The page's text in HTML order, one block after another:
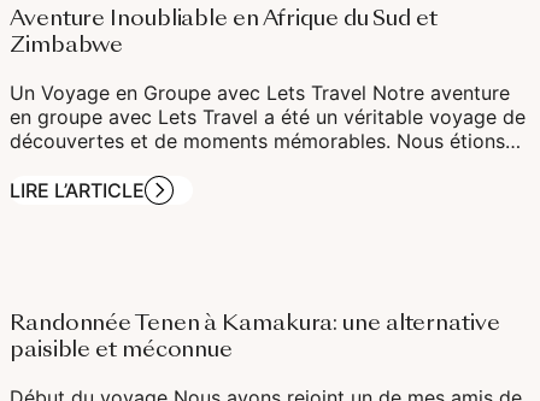
Aventure Inoubliable en Afrique du Sud et
Zimbabwe
Un Voyage en Groupe avec Lets Travel Notre aventure
en groupe avec Lets Travel a été un véritable voyage de
découvertes et de moments mémorables. Nous étions…
LIRE L’ARTICLE
Randonnée Tenen à Kamakura: une alternative
paisible et méconnue